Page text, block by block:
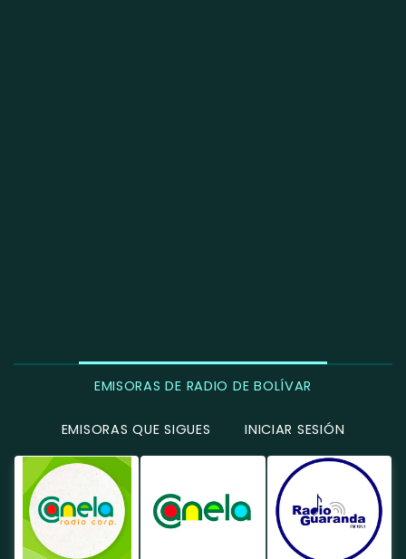
EMISORAS DE RADIO DE BOLÍVAR
EMISORAS QUE SIGUES INICIAR SESIÓN